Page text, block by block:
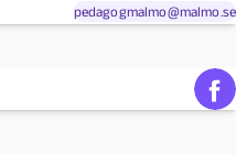
pedagogmalmo@malmo.se